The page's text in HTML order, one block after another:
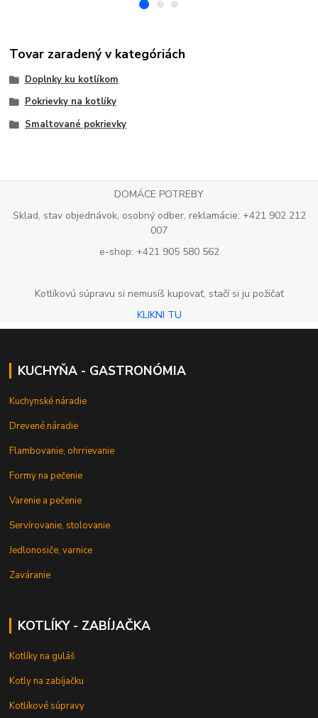
Tovar zaradený v kategóriách
Doplnky ku kotlíkom
Pokrievky na kotlíky
Smaltované pokrievky
DOMÁCE POTREBY
Sklad, stav objednávok, osobný odber, reklamácie: +421 902 212
007
e-shop: +421 905 580 562
Kotlíkovú súpravu si nemusíš kupovať, stačí si ju požičať
KLIKNI TU
KUCHYŇA - GASTRONÓMIA
Kuchynské náradie
Drevené náradie
Flambovanie, ohrrievanie
Formy na pečenie
Varenie a pečenie
Servírovanie, stolovanie
Jedlonosiče, varnice
Zaváranie
KOTLÍKY - ZABÍJAČKA
Kotlíky na guláš
Kotly na zabíjačku
Kotlíkové súpravy